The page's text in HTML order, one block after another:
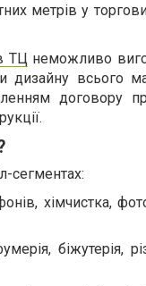
метрів у
ТЦнеможливо
дизайну всього
договору
сегментах:
хімчистка,
біжутерія,